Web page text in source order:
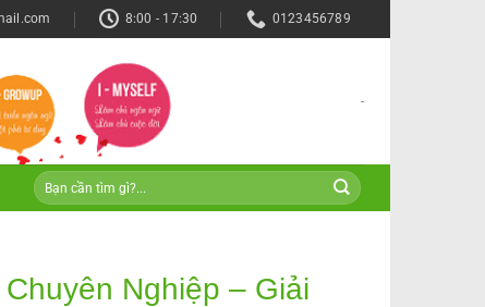
8:00 - 17:30 0123456789
-
Nghiệp – Giải